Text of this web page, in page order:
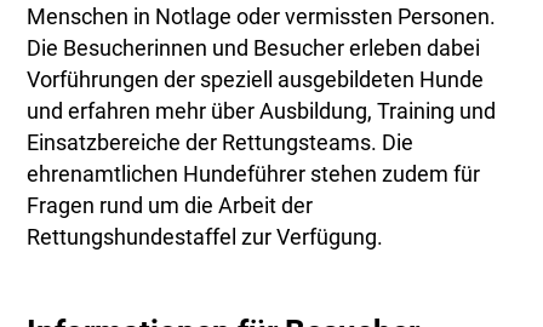
Menschen in Notlage oder vermissten Personen.
Die Besucherinnen und Besucher erleben dabei
Vorführungen der speziell ausgebildeten Hunde
und erfahren mehr über Ausbildung, Training und
Einsatzbereiche der Rettungsteams. Die
ehrenamtlichen Hundeführer stehen zudem für
Fragen rund um die Arbeit der
Rettungshundestaffel zur Verfügung.